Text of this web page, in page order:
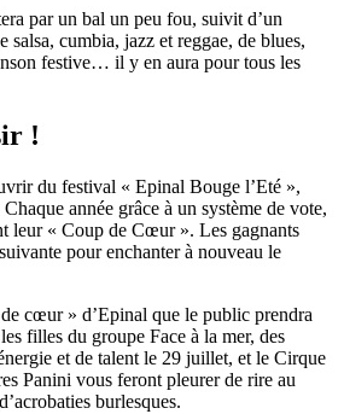
par un bal un peu fou, suivit d’un
cumbia, jazz et reggae, de blues,
festive… il y en aura pour tous les
!
du festival « Epinal Bouge l’Eté »,
année grâce à un système de vote,
leur « Coup de Cœur ». Les gagnants
pour enchanter à nouveau le
cœur » d’Epinal que le public prendra
filles du groupe Face à la mer, des
et de talent le 29 juillet, et le Cirque
Panini vous feront pleurer de rire au
burlesques.